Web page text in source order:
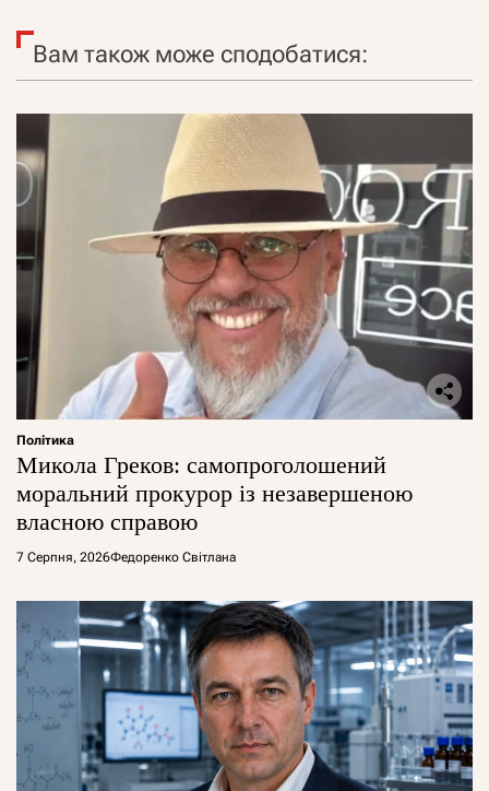
Вам також може сподобатися:
Політика
Микола Греков: самопроголошений
моральний прокурор із незавершеною
власною справою
7 Серпня, 2026Федоренко Світлана